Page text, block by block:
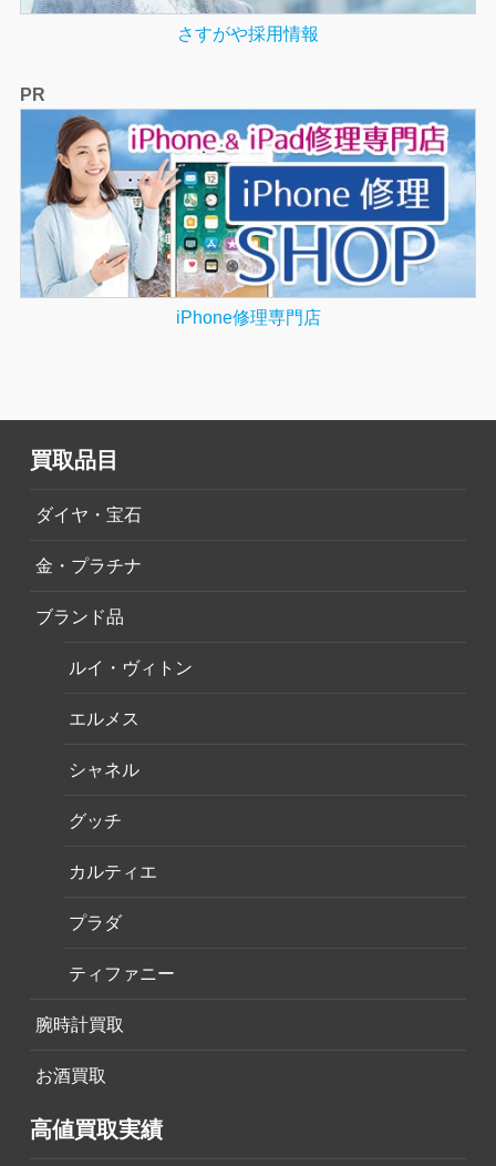
さすがや採用情報
PR
iPhone修理専門店
買取品目
ダイヤ・宝石
金・プラチナ
ブランド品
ルイ・ヴィトン
エルメス
シャネル
グッチ
カルティエ
プラダ
ティファニー
腕時計買取
お酒買取
高値買取実績